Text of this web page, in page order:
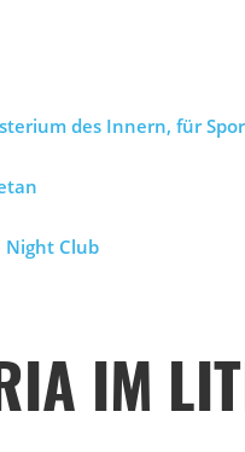
des Innern, für
Night Club
IM